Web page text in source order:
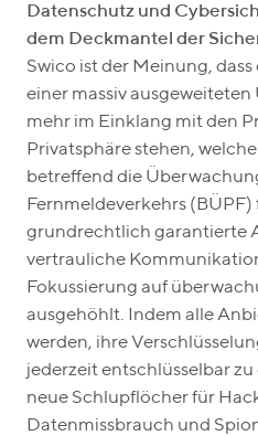
Datenschutz und
dem Deckmantel der
Swico ist der Meinung,
einer massiv
mehr im Einklang mit den
Privatsphäre stehen,
betreffend die
Fernmeldeverkehrs
grundrechtlich garantierte
vertrauliche
Fokussierung auf
ausgehöhlt. Indem alle
werden, ihre
jederzeit entschlüsselbar
neue Schlupflöcher für
Datenmissbrauch und